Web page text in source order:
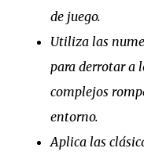
de juego.
Utiliza las
para derrotar a
complejos
entorno.
Aplica las